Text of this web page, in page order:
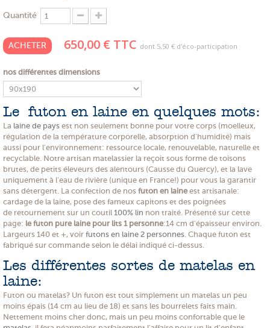
A PROPOS
LE SHOWROOM
Quantité
ACHETER 650,00 € TTC dont 5,50 € d'éco-participation
nos différentes dimensions
Le futon en laine en quelques mots:
La laine de pays est non seulement bonne pour votre corps (moelleux,
régulation de la température corporelle, absorption d'humidité) mais
aussi pour l'environnement: ressource locale, renouvelable, naturelle et
recyclable. Notre artisan matelassier la reçoit sous forme de toisons
brutes, de petits éleveurs des alentours (Causse du Quercy), et la lave
uniquement à l'eau de rivière (unique en France!) pour vous la garantir
sans détergent. La confection de nos futon en laine est artisanale:
cardage de la laine, pose des fameux capitons et des poignées
de retournement sur un coutil 100% lin non traité. Présenté sur cette
page: le futon pure laine pour lits 1 personne:14 cm d'épaisseur environ.
Largeurs 140 et +, voir futons en laine 2 personnes . Chaque futon est
fabriqué sur commande selon le délai indiqué ci-dessus.
Les différentes sortes de matelas en
laine:
Futon ou matelas? Un futon est tout simplement un matelas un peu
moins épais (14 cm au lieu de 18) et sans les bourrelets faits main.
Nettement moins cher donc, mais un peu moins confortable que le